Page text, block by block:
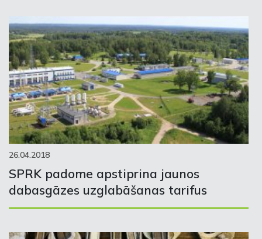
26.04.2018
SPRK padome apstiprina jaunos
dabasgāzes uzglabāšanas tarifus